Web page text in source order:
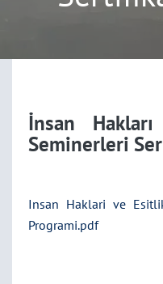
İnsan
Seminerleri
Insan Haklari ve
Programi.pdf